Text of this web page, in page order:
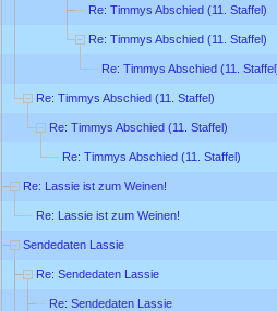
Re: Timmys Abschied (11. Staffel)
Re: Timmys Abschied (11. Staffel)
Re: Timmys Abschied (11.
Re: Timmys Abschied (11. Staffel)
Re: Timmys Abschied (11. Staffel)
Re: Timmys Abschied (11. Staffel)
Re: Lassie ist zum Weinen!
Re: Lassie ist zum Weinen!
Sendedaten Lassie
Re: Sendedaten Lassie
Re: Sendedaten Lassie